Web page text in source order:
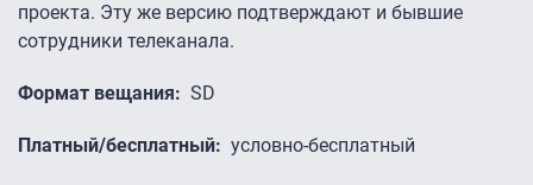
проекта. Эту же версию подтверждают и бывшие
сотрудники телеканала.
Формат вещания SD
Платный/бесплатный условно-бесплатный